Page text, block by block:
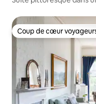
Coup de cœur
Coup de cœur